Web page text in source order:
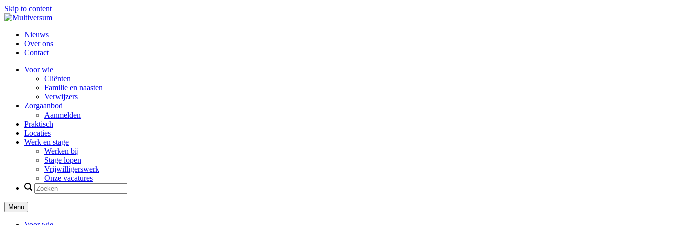
Skip to content
Nieuws
Over ons
Contact
Voor wie
Cliënten
Familie en naasten
Verwijzers
Zorgaanbod
Aanmelden
Praktisch
Locaties
Werk en stage
Werken bij
Stage lopen
Vrijwilligerswerk
Onze vacatures
Menu